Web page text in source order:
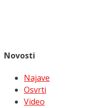
Novosti
Najave
Osvrti
Video